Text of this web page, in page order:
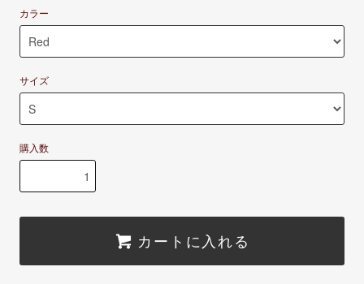
カラー
サイズ
購入数
カートに入れる